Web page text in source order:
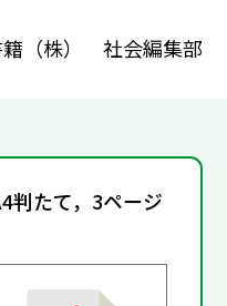
籍（株） 社会編集部
判たて，3ページ